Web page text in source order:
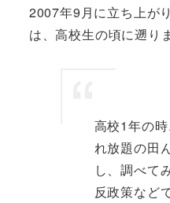
2007年9月に立ち上が
は、高校生の頃に遡り
高校1年の
れ放題の田
し、調べて
反政策など